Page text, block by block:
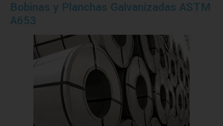
Bobinas y Planchas Galvanizadas ASTM
A653